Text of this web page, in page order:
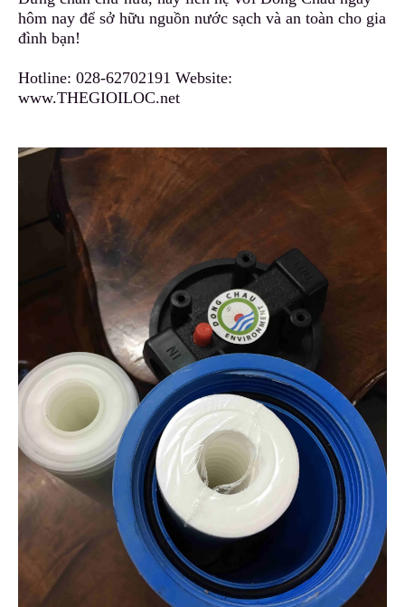
hôm nay để sở hữu nguồn nước sạch và an toàn cho gia
đình bạn!
Hotline: 028-62702191 Website:
www.THEGIOILOC.net